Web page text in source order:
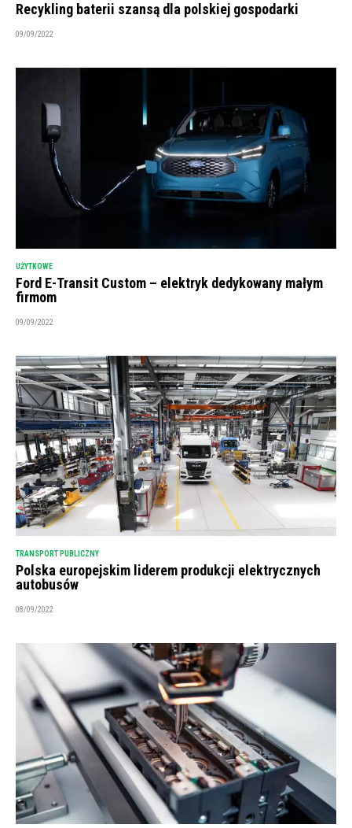
Recykling baterii szansą dla polskiej gospodarki
09/09/2022
UŻYTKOWE
Ford E-Transit Custom – elektryk dedykowany małym
firmom
09/09/2022
TRANSPORT PUBLICZNY
Polska europejskim liderem produkcji elektrycznych
autobusów
08/09/2022